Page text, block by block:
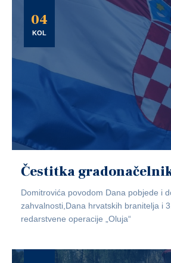
04
KOL
Čestitka
Domitrovića povodom Dana pobjede i
zahvalnosti,Dana hrvatskih branitelja i
redarstvene operacije „Oluja“